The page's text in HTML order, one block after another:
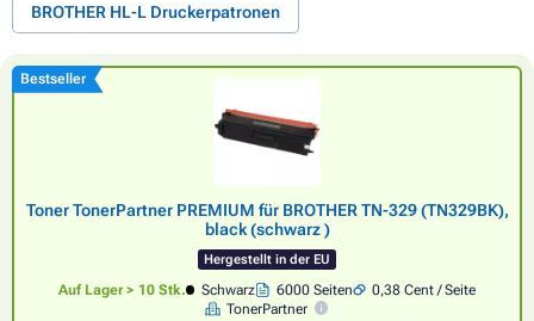
BROTHER HL-L Druckerpatronen
Bestseller
Toner TonerPartner PREMIUM für BROTHER TN-329 (TN329BK),
black (schwarz )
Hergestellt in der EU
Auf Lager > 10 Stk. Schwarz 6000 Seiten
0,38 Cent / Seite
TonerPartner